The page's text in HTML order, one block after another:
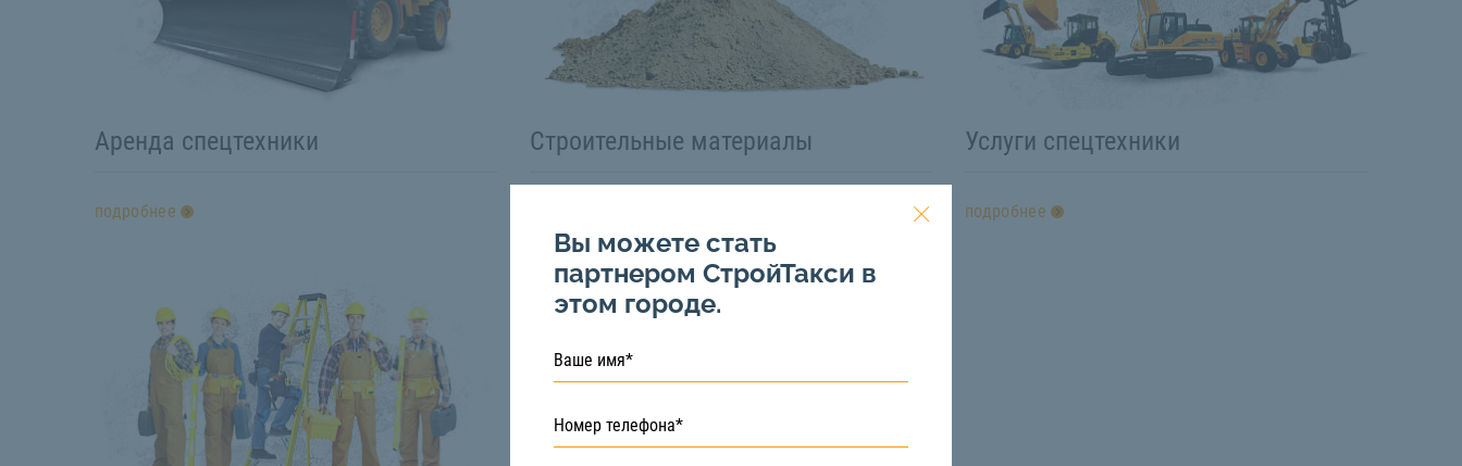
Аренда спецтехники
подробнее
Строительные материалы Услуги спецтехники
подробнее
Вы можете стать
партнером СтройТакси в
этом городе.